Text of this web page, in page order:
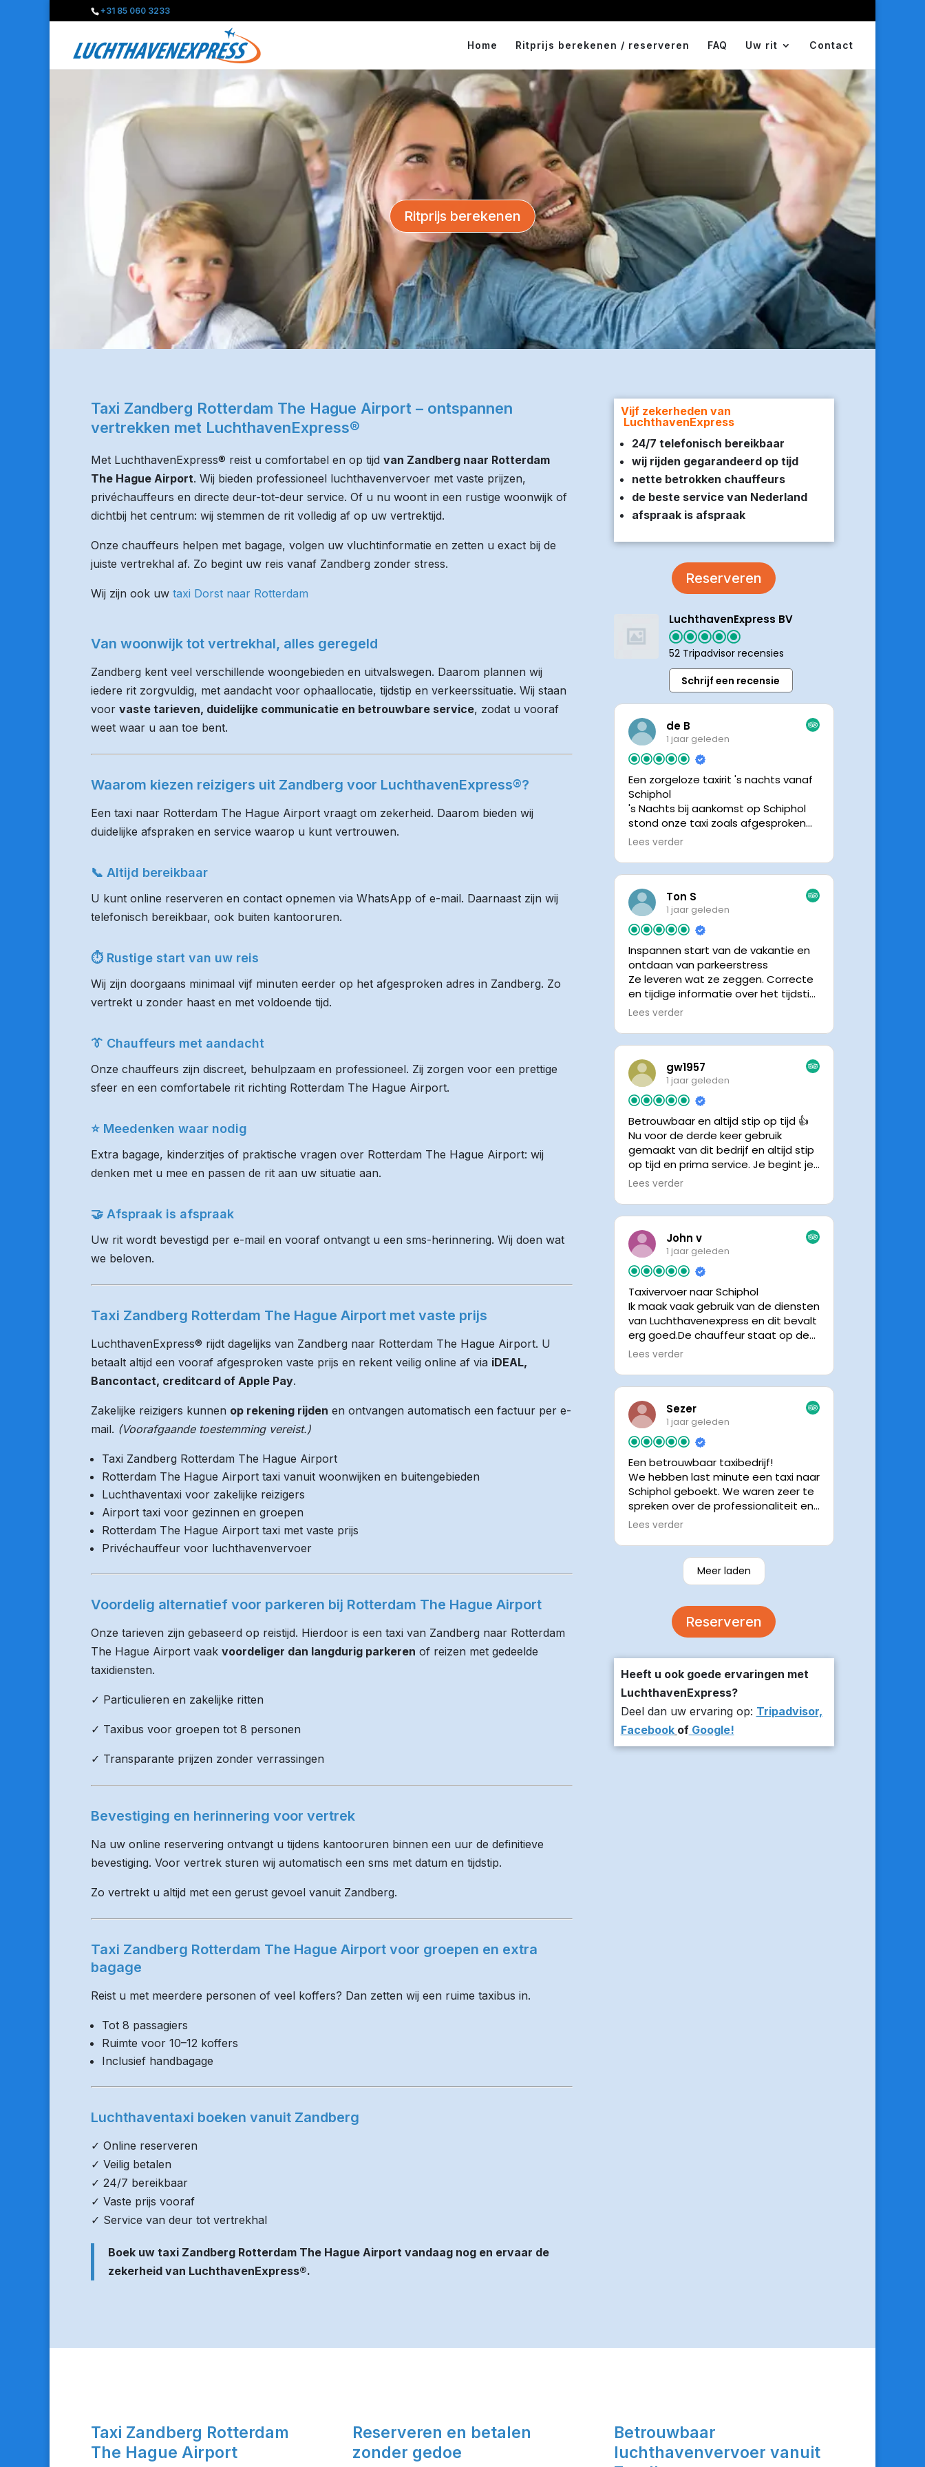
+31 85 060 3233
Home Ritprijs berekenen / reserveren FAQ Uw rit Contact
Ritprijs berekenen
Taxi Zandberg Rotterdam The Hague Airport – ontspannen
vertrekken met LuchthavenExpress®
Met LuchthavenExpress® reist u comfortabel en op tijd van Zandberg naar Rotterdam
The Hague Airport. Wij bieden professioneel luchthavenvervoer met vaste prijzen,
privéchauffeurs en directe deur-tot-deur service. Of u nu woont in een rustige woonwijk of
dichtbij het centrum: wij stemmen de rit volledig af op uw vertrektijd.
Onze chauffeurs helpen met bagage, volgen uw vluchtinformatie en zetten u exact bij de
juiste vertrekhal af. Zo begint uw reis vanaf Zandberg zonder stress.
Wij zijn ook uw taxi Dorst naar Rotterdam
Van woonwijk tot vertrekhal, alles geregeld
Zandberg kent veel verschillende woongebieden en uitvalswegen. Daarom plannen wij
iedere rit zorgvuldig, met aandacht voor ophaallocatie, tijdstip en verkeerssituatie. Wij staan
voor vaste tarieven, duidelijke communicatie en betrouwbare service, zodat u vooraf
weet waar u aan toe bent.
Waarom kiezen reizigers uit Zandberg voor LuchthavenExpress®?
Een taxi naar Rotterdam The Hague Airport vraagt om zekerheid. Daarom bieden wij
duidelijke afspraken en service waarop u kunt vertrouwen.
📞 Altijd bereikbaar
U kunt online reserveren en contact opnemen via WhatsApp of e-mail. Daarnaast zijn wij
telefonisch bereikbaar, ook buiten kantooruren.
⏱ Rustige start van uw reis
Wij zijn doorgaans minimaal vijf minuten eerder op het afgesproken adres in Zandberg. Zo
vertrekt u zonder haast en met voldoende tijd.
👔 Chauffeurs met aandacht
Onze chauffeurs zijn discreet, behulpzaam en professioneel. Zij zorgen voor een prettige
sfeer en een comfortabele rit richting Rotterdam The Hague Airport.
⭐ Meedenken waar nodig
Extra bagage, kinderzitjes of praktische vragen over Rotterdam The Hague Airport: wij
denken met u mee en passen de rit aan uw situatie aan.
🤝 Afspraak is afspraak
Uw rit wordt bevestigd per e-mail en vooraf ontvangt u een sms-herinnering. Wij doen wat
we beloven.
Taxi Zandberg Rotterdam The Hague Airport met vaste prijs
LuchthavenExpress® rijdt dagelijks van Zandberg naar Rotterdam The Hague Airport. U
betaalt altijd een vooraf afgesproken vaste prijs en rekent veilig online af via iDEAL,
Bancontact, creditcard of Apple Pay.
Zakelijke reizigers kunnen op rekening rijden en ontvangen automatisch een factuur per e-
mail. (Voorafgaande toestemming vereist.)
Taxi Zandberg Rotterdam The Hague Airport
Rotterdam The Hague Airport taxi vanuit woonwijken en buitengebieden
Luchthaventaxi voor zakelijke reizigers
Airport taxi voor gezinnen en groepen
Rotterdam The Hague Airport taxi met vaste prijs
Privéchauffeur voor luchthavenvervoer
Voordelig alternatief voor parkeren bij Rotterdam The Hague Airport
Onze tarieven zijn gebaseerd op reistijd. Hierdoor is een taxi van Zandberg naar Rotterdam
The Hague Airport vaak voordeliger dan langdurig parkeren of reizen met gedeelde
taxidiensten.
✓ Particulieren en zakelijke ritten
✓ Taxibus voor groepen tot 8 personen
✓ Transparante prijzen zonder verrassingen
Bevestiging en herinnering voor vertrek
Na uw online reservering ontvangt u tijdens kantooruren binnen een uur de definitieve
bevestiging. Voor vertrek sturen wij automatisch een sms met datum en tijdstip.
Zo vertrekt u altijd met een gerust gevoel vanuit Zandberg.
Taxi Zandberg Rotterdam The Hague Airport voor groepen en extra
bagage
Reist u met meerdere personen of veel koffers? Dan zetten wij een ruime taxibus in.
Tot 8 passagiers
Ruimte voor 10–12 koffers
Inclusief handbagage
Luchthaventaxi boeken vanuit Zandberg
✓ Online reserveren
✓ Veilig betalen
✓ 24/7 bereikbaar
✓ Vaste prijs vooraf
✓ Service van deur tot vertrekhal
Boek uw taxi Zandberg Rotterdam The Hague Airport vandaag nog en ervaar de
zekerheid van LuchthavenExpress®.
Vijf zekerheden van
LuchthavenExpress
24/7 telefonisch bereikbaar
wij rijden gegarandeerd op tijd
nette betrokken chauffeurs
de beste service van Nederland
afspraak is afspraak
Reserveren
LuchthavenExpress BV
52 Tripadvisor recensies
Schrijf een recensie
de B
1 jaar geleden
Een zorgeloze taxirit 's nachts vanaf
Schiphol
's Nachts bij aankomst op Schiphol
stond onze taxi zoals afgesproken
keurig te wachten. Dankzij de goede
chauffeur wisten we precies waar de
chauffeur, met een prachtige auto
was het een comfortabele rit. Graag
tot de volgende de keer.
Lees verder
Ton S
1 jaar geleden
Inspannen start van de vakantie en
ontdaan van parkeerstress
Ze leveren wat ze zeggen. Correcte
en tijdige informatie over het tijdstip
van ophalen. Voldeed ook nu weer
Lees verder
gw1957
1 jaar geleden
Betrouwbaar en altijd stip op tijd 👍
Nu voor de derde keer gebruik
gemaakt van dit bedrijf en altijd stip
op tijd en prima service. Je begint je
vakantie zonder zorgen iig. 👍👍
Lees verder
John v
1 jaar geleden
Taxivervoer naar Schiphol
Ik maak vaak gebruik van de diensten
van Luchthavenexpress en dit bevalt
erg goed.De chauffeur staat op de
afgesproken tijd klaar om je op te
neemt de chauffeur direct contact
staat.Altijd nette chauffeurs, en in
mijn geval is het voordeliger dan
parkeren op P3 bij 9 dagen parkeren.
En dan hopen dat je auto geen
schade heeft ivm de krappe
parkeervakken. Ik beveel
Luchthavenexpress dan ook zeker
aan.
Lees verder
Sezer
1 jaar geleden
Een betrouwbaar taxibedrijf!
We hebben last minute een taxi naar
Schiphol geboekt. We waren zeer te
spreken over de professionaliteit en
vriendelijkheid van luchthavenexpres!
verzekerde om er op tijd te zijn en
stuurde z’n live locatie een paar
minuten voor aanvang bij ons thuis.
volgende keer zou ik weer hier
Lees verder
Meer laden
Reserveren
Heeft u ook goede ervaringen met
LuchthavenExpress?
Deel dan uw ervaring op: Tripadvisor,
Facebook ofGoogle!
Taxi Zandberg Rotterdam
The Hague Airport
Reserveren en betalen
zonder gedoe
Betrouwbaar
luchthavenvervoer vanuit